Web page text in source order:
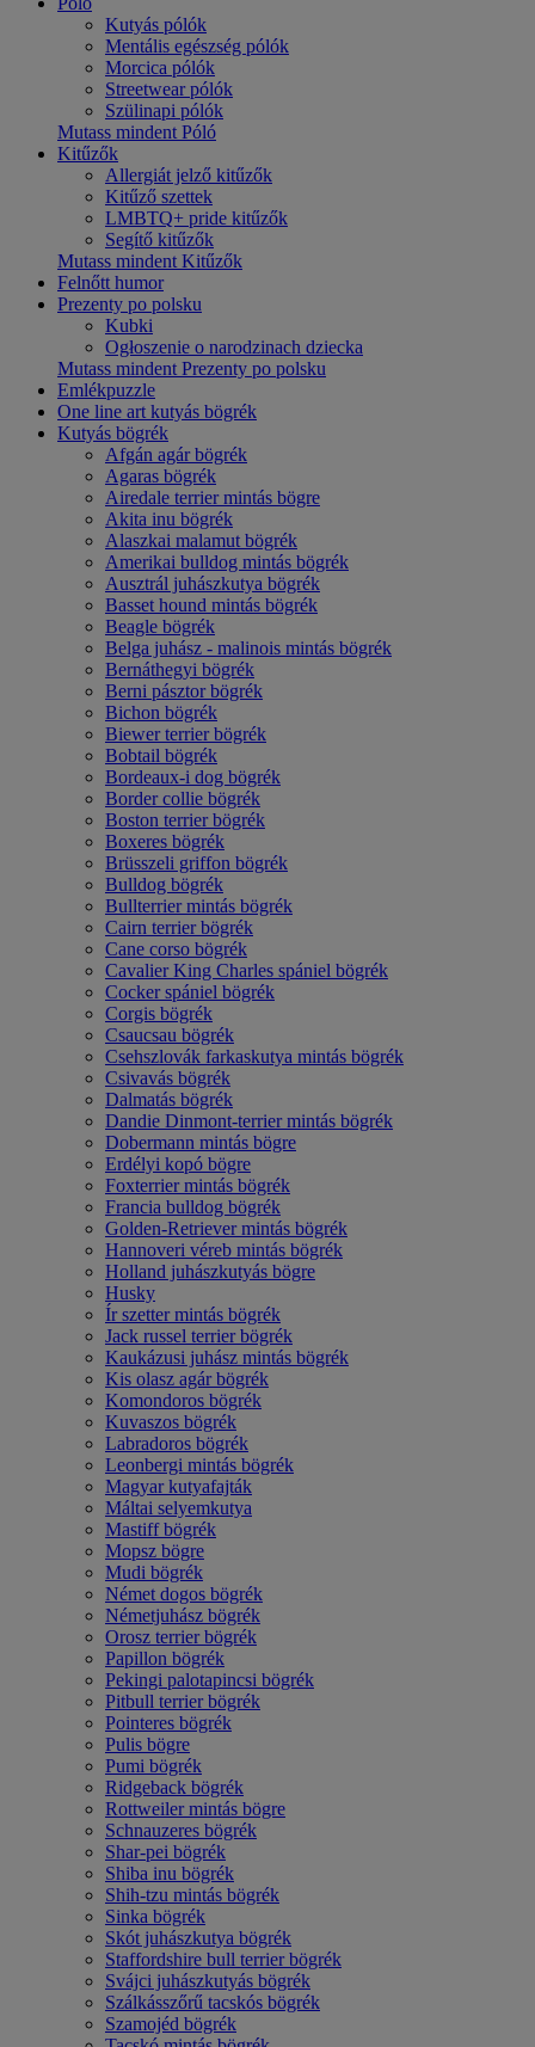
Kutyás pólók
Mentális egészség pólók
Morcica pólók
Streetwear pólók
Szülinapi pólók
Mutass mindent Póló
Kitűzők
Allergiát jelző kitűzők
Kitűző szettek
LMBTQ+ pride kitűzők
Segítő kitűzők
Mutass mindent Kitűzők
Felnőtt humor
Prezenty po polsku
Kubki
Ogłoszenie o narodzinach dziecka
Mutass mindent Prezenty po polsku
Emlékpuzzle
One line art kutyás bögrék
Kutyás bögrék
Afgán agár bögrék
Agaras bögrék
Airedale terrier mintás bögre
Akita inu bögrék
Alaszkai malamut bögrék
Amerikai bulldog mintás bögrék
Ausztrál juhászkutya bögrék
Basset hound mintás bögrék
Beagle bögrék
Belga juhász - malinois mintás bögrék
Bernáthegyi bögrék
Berni pásztor bögrék
Bichon bögrék
Biewer terrier bögrék
Bobtail bögrék
Bordeaux-i dog bögrék
Border collie bögrék
Boston terrier bögrék
Boxeres bögrék
Brüsszeli griffon bögrék
Bulldog bögrék
Bullterrier mintás bögrék
Cairn terrier bögrék
Cane corso bögrék
Cavalier King Charles spániel bögrék
Cocker spániel bögrék
Corgis bögrék
Csaucsau bögrék
Csehszlovák farkaskutya mintás bögrék
Csivavás bögrék
Dalmatás bögrék
Dandie Dinmont-terrier mintás bögrék
Dobermann mintás bögre
Erdélyi kopó bögre
Foxterrier mintás bögrék
Francia bulldog bögrék
Golden-Retriever mintás bögrék
Hannoveri véreb mintás bögrék
Holland juhászkutyás bögre
Husky
Ír szetter mintás bögrék
Jack russel terrier bögrék
Kaukázusi juhász mintás bögrék
Kis olasz agár bögrék
Komondoros bögrék
Kuvaszos bögrék
Labradoros bögrék
Leonbergi mintás bögrék
Magyar kutyafajták
Máltai selyemkutya
Mastiff bögrék
Mopsz bögre
Mudi bögrék
Német dogos bögrék
Németjuhász bögrék
Orosz terrier bögrék
Papillon bögrék
Pekingi palotapincsi bögrék
Pitbull terrier bögrék
Pointeres bögrék
Pulis bögre
Pumi bögrék
Ridgeback bögrék
Rottweiler mintás bögre
Schnauzeres bögrék
Shar-pei bögrék
Shiba inu bögrék
Shih-tzu mintás bögrék
Sinka bögrék
Skót juhászkutya bögrék
Staffordshire bull terrier bögrék
Svájci juhászkutyás bögrék
Szálkásszőrű tacskós bögrék
Szamojéd bögrék